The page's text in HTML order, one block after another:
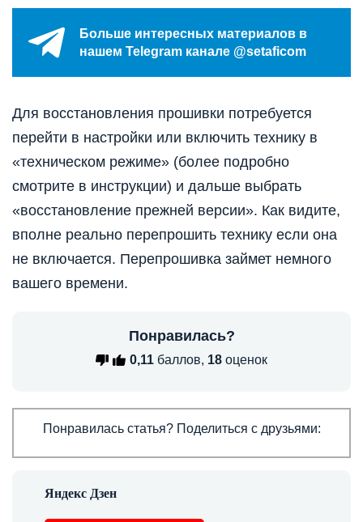
Больше интересных материалов в
нашем Telegram канале @setaficom
Для восстановления прошивки потребуется
перейти в настройки или включить технику в
«техническом режиме» (более подробно
смотрите в инструкции) и дальше выбрать
«восстановление прежней версии». Как видите,
вполне реально перепрошить технику если она
не включается. Перепрошивка займет немного
вашего времени.
Понравилась?
0,11 баллов, 18 оценок
Понравилась статья? Поделиться с друзьями: